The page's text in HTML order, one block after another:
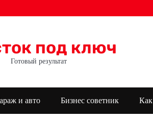
под ключ
Готовый результат
и авто Бизнес советник